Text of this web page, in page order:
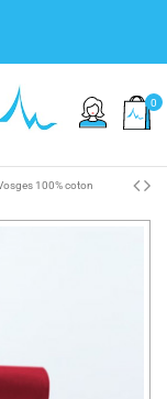
0
100% coton